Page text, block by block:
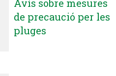
Avís sobre mesures
de precaució per les
pluges